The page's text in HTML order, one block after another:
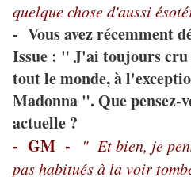
quelque chose d'aussi
- Vous avez récemment
Issue : " J'ai toujours
tout le monde, à
Madonna ". Que pensez-
actuelle ?
- GM -
" Et bien, je
pas habitués à la voir